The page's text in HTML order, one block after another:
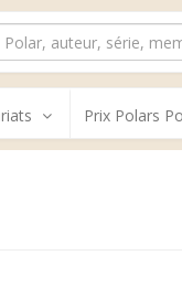
Prix Polars